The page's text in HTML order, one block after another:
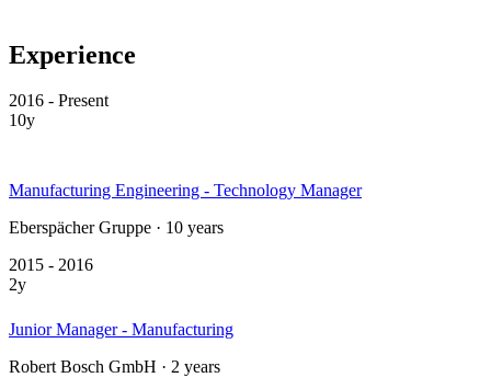
Experience
2016 - Present
10y
Manufacturing Engineering - Technology Manager
Eberspächer Gruppe · 10 years
2015 - 2016
2y
Junior Manager - Manufacturing
Robert Bosch GmbH · 2 years